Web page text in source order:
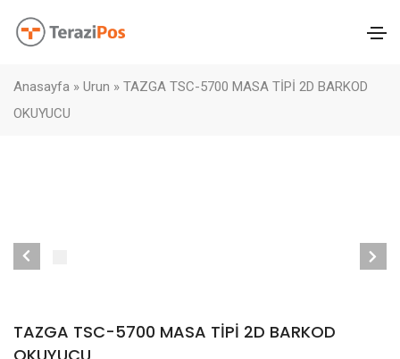
Anasayfa » Urun » TAZGA TSC-5700 MASA TİPİ 2D BARKOD
OKUYUCU
TAZGA TSC-5700 MASA TİPİ 2D BARKOD
OKUYUCU